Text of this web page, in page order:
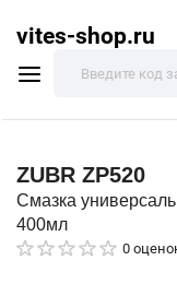
vites-shop.ru
ZUBR ZP520
Смазка
400мл
0